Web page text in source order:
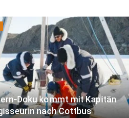
Doku kommt mit Kapitän
nach Cottbus